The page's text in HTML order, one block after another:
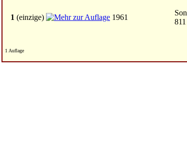
1 (einzige) 1961
1 Auflage